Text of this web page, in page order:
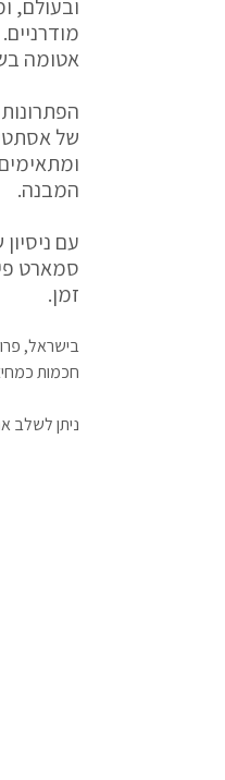
ובעולם,
אטומה
של
המבנה.
עם
סמארט
זמן.
בישראל,
חכמות
ניתן לשלב